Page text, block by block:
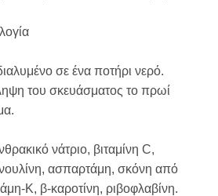
σε ένα ποτήρι νερό.
του σκευάσματος το πρωί
νάτριο, βιταμίνη C,
ασπαρτάμη, σκόνη από
Κ, β-καροτίνη, ριβοφλαβίνη.